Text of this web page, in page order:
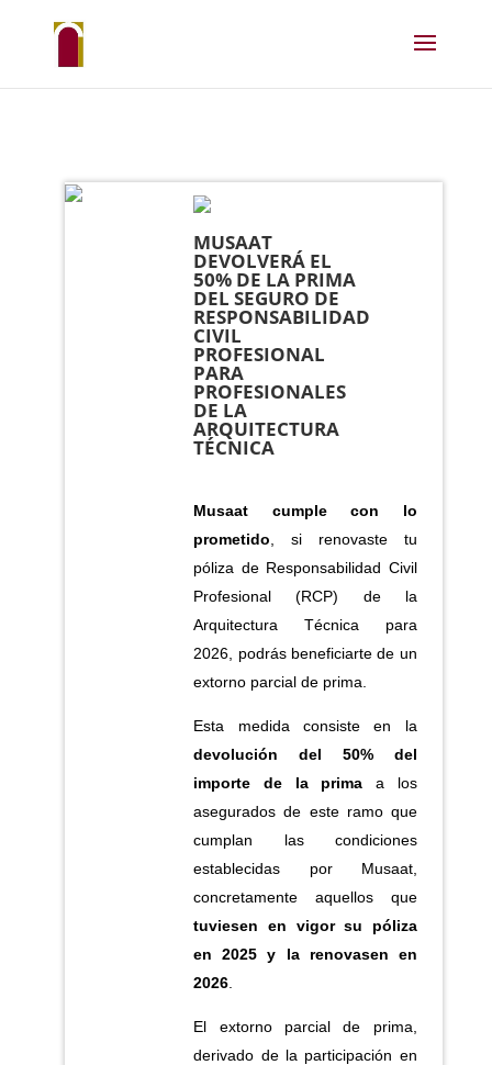
MUSAAT
DEVOLVERÁ EL
50% DE LA PRIMA
DEL SEGURO DE
RESPONSABILIDAD
CIVIL
PROFESIONAL
PARA
PROFESIONALES
DE LA
ARQUITECTURA
TÉCNICA
Musaat cumple con lo
prometido , si renovaste tu
póliza de Responsabilidad Civil
Profesional (RCP) de la
Arquitectura Técnica para
2026, podrás beneficiarte de un
extorno parcial de prima.
Esta medida consiste en la
devolución del 50% del
importe de la prima a los
asegurados de este ramo que
cumplan las condiciones
establecidas por Musaat,
concretamente aquellos que
tuviesen en vigor su póliza
en 2025 y la renovasen en
2026
El extorno parcial de prima,
derivado de la participación en